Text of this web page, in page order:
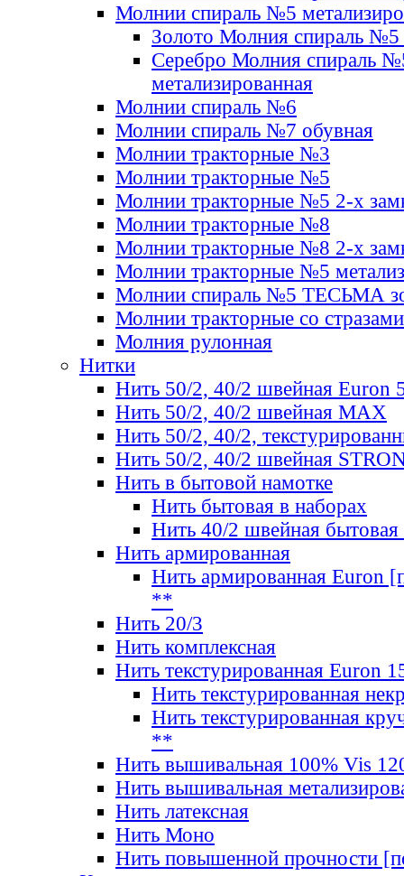
Молнии спираль №5
Золото Молния спираль №5
Серебро Молния спираль
метализированная
Молнии спираль №6
Молнии спираль №7 обувная
Молнии тракторные №3
Молнии тракторные №5
Молнии тракторные №5 2-х
Молнии тракторные №8
Молнии тракторные №8 2-х
Молнии тракторные №5
Молнии спираль №5 ТЕСЬМА
Молнии тракторные со стразами
Молния рулонная
Нитки
Нить 50/2, 40/2 швейная Euron
Нить 50/2, 40/2 швейная МАХ
Нить 50/2, 40/2,
Нить 50/2, 40/2 швейная
Нить в бытовой намотке
Нить бытовая в наборах
Нить 40/2 швейная бытовая
Нить армированная
Нить армированная Euron
**
Нить 20/3
Нить комплексная
Нить текстурированная Euron
Нить текстурированная
Нить текстурированная
**
Нить вышивальная 100% Vis
Нить вышивальная
Нить латексная
Нить Моно
Нить повышенной прочности